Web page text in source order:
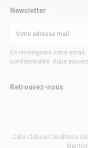
Newsletter
En renseignant votre
confidentialité. Vous
Retrouvez-nous
Côté Clôture-Conditions